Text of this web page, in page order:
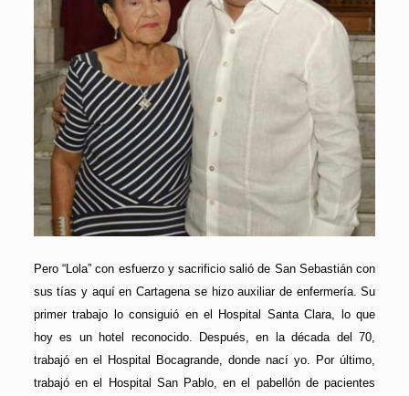
Pero “Lola” con esfuerzo y sacrificio salió de San Sebastián con
sus tías y aquí en Cartagena se hizo auxiliar de enfermería. Su
primer trabajo lo consiguió en el Hospital Santa Clara, lo que
hoy es un hotel reconocido. Después, en la década del 70,
trabajó en el Hospital Bocagrande, donde nací yo. Por último,
trabajó en el Hospital San Pablo, en el pabellón de pacientes